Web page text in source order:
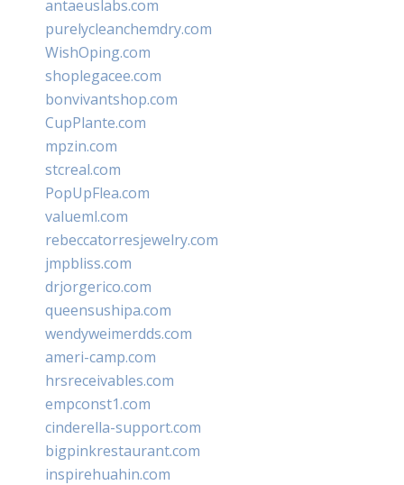
antaeuslabs.com
purelycleanchemdry.com
WishOping.com
shoplegacee.com
bonvivantshop.com
CupPlante.com
mpzin.com
stcreal.com
PopUpFlea.com
valueml.com
rebeccatorresjewelry.com
jmpbliss.com
drjorgerico.com
queensushipa.com
wendyweimerdds.com
ameri-camp.com
hrsreceivables.com
empconst1.com
cinderella-support.com
bigpinkrestaurant.com
inspirehuahin.com